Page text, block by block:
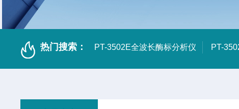
热门搜索： PT-3502E全波长酶标分析仪 PT-